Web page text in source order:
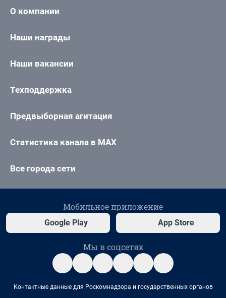
О компании
Наши награды
Наши вакансии
Техподдержка
Предвыборная агитация
Статистика канала в MAX
Все города сети
Мобильное приложение
Google Play App Store
Мы в соцсетях
Контактные данные для Роскомнадзора и государственных органов